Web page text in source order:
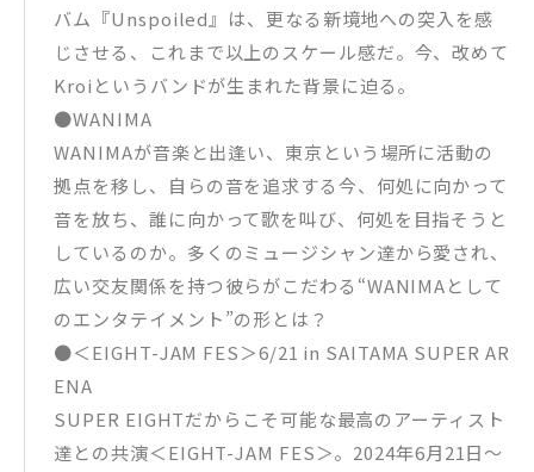
バム『Unspoiled』は、更なる新境地への突入を感
じさせる、これまで以上のスケール感だ。今、改めて
Kroiというバンドが生まれた背景に迫る。
●WANIMA
WANIMAが音楽と出逢い、東京という場所に活動の
拠点を移し、自らの音を追求する今、何処に向かって
音を放ち、誰に向かって歌を叫び、何処を目指そうと
しているのか。多くのミュージシャン達から愛され、
広い交友関係を持つ彼らがこだわる“WANIMAとして
のエンタテイメント”の形とは？
●＜EIGHT-JAM FES＞6/21 in SAITAMA SUPER AR
ENA
SUPER EIGHTだからこそ可能な最高のアーティスト
達との共演＜EIGHT-JAM FES＞。2024年6月21日〜